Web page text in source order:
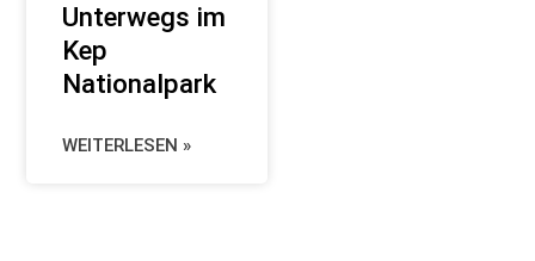
Unterwegs im
Kep
Nationalpark
WEITERLESEN »